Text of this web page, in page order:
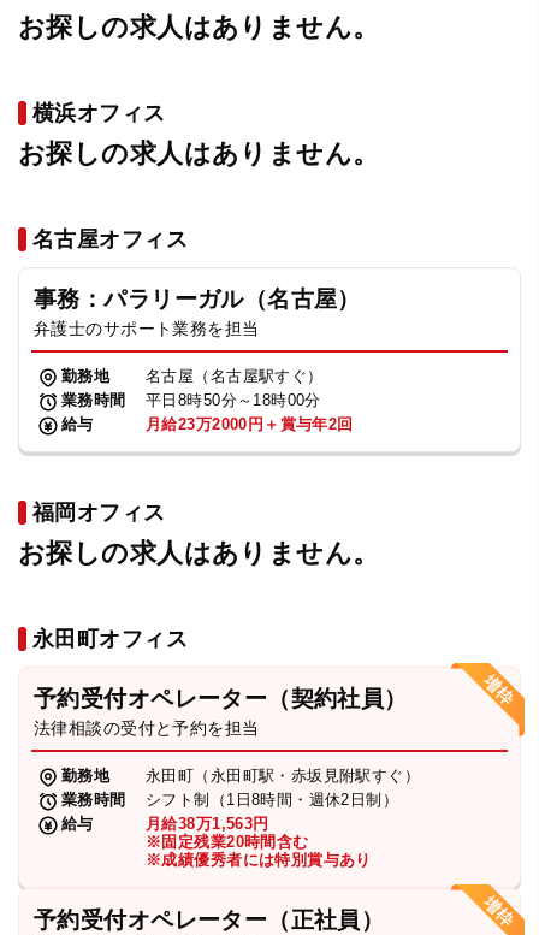
お探しの求人はありません。
横浜オフィス
お探しの求人はありません。
名古屋オフィス
事務：パラリーガル（名古屋）
弁護士のサポート業務を担当
勤務地
名古屋（名古屋駅すぐ）
業務時間
平日8時50分～18時00分
給与
月給23万2000円＋賞与年2回
福岡オフィス
お探しの求人はありません。
永田町オフィス
予約受付オペレーター（契約社員）
法律相談の受付と予約を担当
勤務地
永田町（永田町駅・赤坂見附駅すぐ）
業務時間
シフト制（1日8時間・週休2日制）
給与
月給38万1,563円
※固定残業20時間含む
※成績優秀者には特別賞与あり
予約受付オペレーター（正社員）